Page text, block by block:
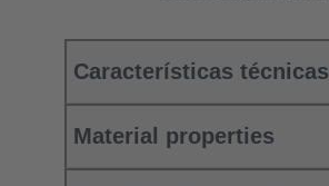
Características técnicas
Material properties